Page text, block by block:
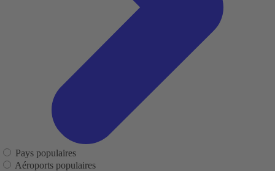
Pays populaires
Aéroports populaires